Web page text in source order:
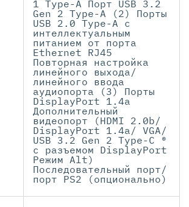
1 Type-A Порт USB 3.2
Gen 2 Type-A (2) Порты
USB 2.0 Type-A с
интеллектуальным
питанием от порта
Ethernet RJ45
Повторная настройка
линейного выхода/
линейного ввода
аудиопорта (3) Порты
DisplayPort 1.4a
Дополнительный
видеопорт (HDMI 2.0b/
DisplayPort 1.4a/ VGA/
USB 3.2 Gen 2 Type-C ®
с разъемом DisplayPort
Режим Alt)
Последовательный порт/
порт PS2 (опционально)